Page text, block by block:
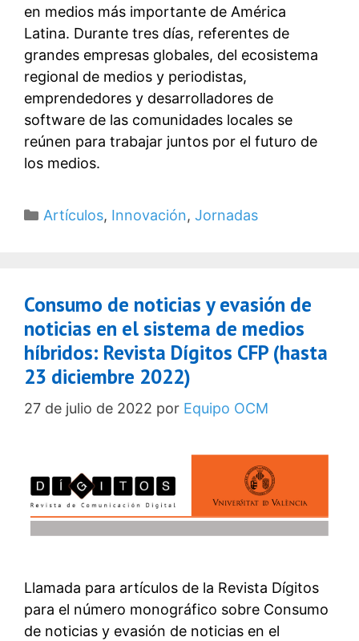
en medios más importante de América
Latina. Durante tres días, referentes de
grandes empresas globales, del ecosistema
regional de medios y periodistas,
emprendedores y desarrolladores de
software de las comunidades locales se
reúnen para trabajar juntos por el futuro de
los medios.
Categorías
Artículos, Innovación, Jornadas
Consumo de noticias y evasión de
noticias en el sistema de medios
híbridos: Revista Dígitos CFP (hasta
23 diciembre 2022)
27 de julio de 2022 por Equipo OCM
Llamada para artículos de la Revista Dígitos
para el número monográfico sobre Consumo
de noticias y evasión de noticias en el